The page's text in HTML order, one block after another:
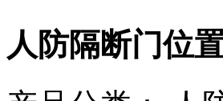
人防隔断门位